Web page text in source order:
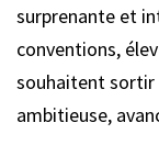
surprenante et
conventions,
souhaitent sortir
ambitieuse,